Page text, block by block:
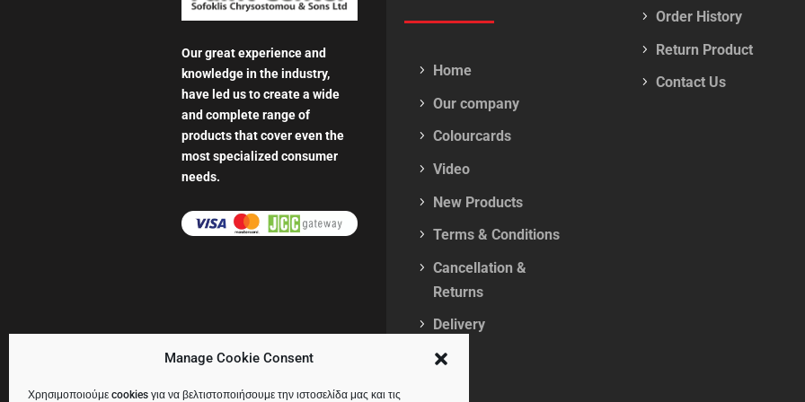
Manage Cookie Consent
Χρησιμοποιούμε cookies για να βελτιστοποιήσουμε την ιστοσελίδα μας και τις
Our great experience and
knowledge in the industry,
have led us to create a wide
and complete range of
products that cover even the
most specialized consumer
needs.
Home
Our company
Colourcards
Video
New Products
Terms & Conditions
Cancellation &
Returns
Delivery
Order History
Return Product
Contact Us